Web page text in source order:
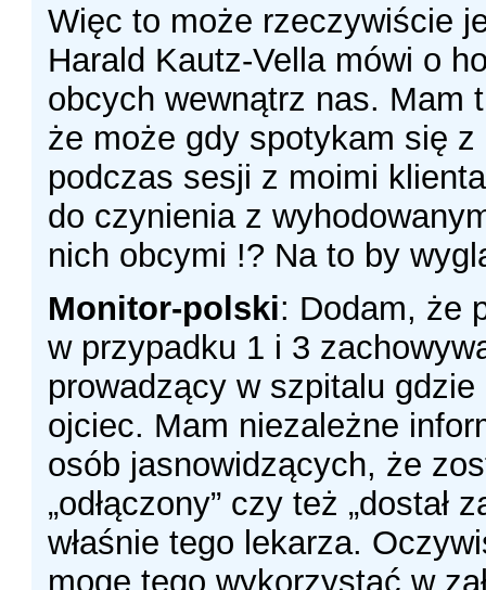
Więc to może rzeczywiście
Harald Kautz-Vella mówi o
obcych wewnątrz nas. Mam
że może gdy spotykam się
podczas sesji z moimi
do czynienia z
nich obcymi !? Na to by
Monitor-polski: Dodam, że
w przypadku 1 i 3
prowadzący w szpitalu gdzie
ojciec. Mam niezależne
osób jasnowidzących, że
„odłączony” czy też „dostał
właśnie tego lekarza.
mogę tego wykorzystać w